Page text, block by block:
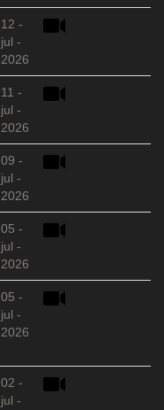
12 -
jul -
2026
11 -
jul -
2026
09 -
jul -
2026
05 -
jul -
2026
05 -
jul -
2026
02 -
jul -